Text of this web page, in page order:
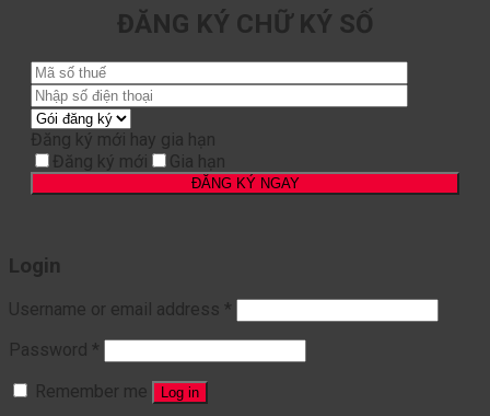
ĐĂNG KÝ CHỮ KÝ SỐ
Đăng ký mới hay gia hạn
Đăng ký mới
Gia hạn
Login
Username or email address *
Password *
Remember me
Log in